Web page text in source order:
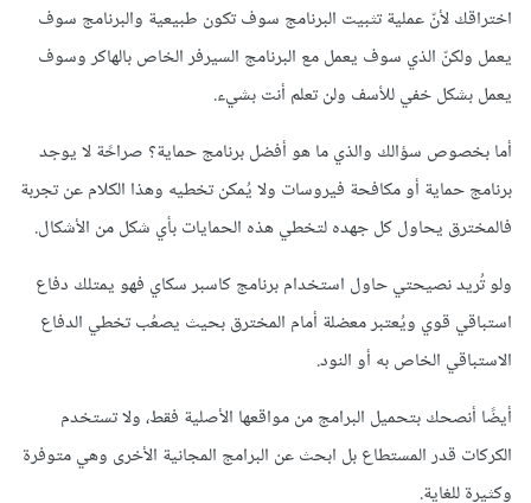
اختراقك لأنّ عملية تثبيت البرنامج سوف تكون طبيعية والبرنامج سوف
يعمل ولكنّ الذي سوف يعمل مع البرنامج السيرفر الخاص بالهاكر وسوف
يعمل بشكل خفي للأسف ولن تعلم أنت بشيء.
أما بخصوص سؤالك والذي ما هو أفضل برنامج حماية؟ صراحًة لا يوجد
برنامج حماية أو مكافحة فيروسات ولا يُمكن تخطيه وهذا الكلام عن تجربة
فالمخترق يحاول كل جهده لتخطي هذه الحمايات بأي شكل من الأشكال.
ولو تُريد نصيحتي حاول استخدام برنامج كاسبر سكاي فهو يمتلك دفاع
استباقي قوي ويُعتبر معضلة أمام المخترق بحيث يصعُب تخطي الدفاع
الاستباقي الخاص به أو النود.
أيضًا أنصحك بتحميل البرامج من مواقعها الأصلية فقط، ولا تستخدم
الكركات قدر المستطاع بل ابحث عن البرامج المجانية الأخرى وهي متوفرة
وكثيرة للغاية.